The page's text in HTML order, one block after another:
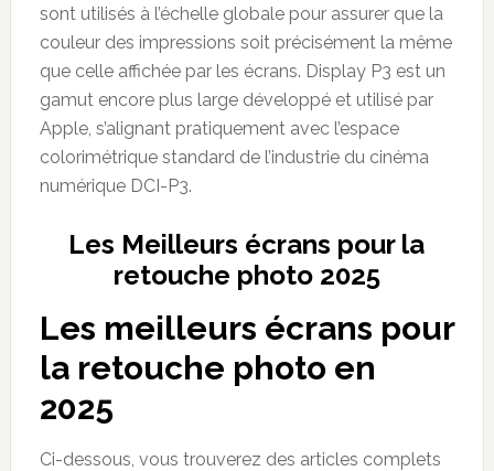
sont utilisés à l’échelle globale pour assurer que la
couleur des impressions soit précisément la même
que celle affichée par les écrans. Display P3 est un
gamut encore plus large développé et utilisé par
Apple, s’alignant pratiquement avec l’espace
colorimétrique standard de l’industrie du cinéma
numérique DCI-P3.
Les Meilleurs écrans pour la
retouche photo 2025
Les meilleurs écrans pour
la retouche photo en
2025
Ci-dessous, vous trouverez des articles complets